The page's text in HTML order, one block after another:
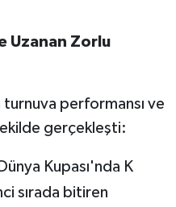
Uzanan Zorlu
turnuva performansı ve
gerçekleşti:
Dünya Kupası'nda K
sırada bitiren